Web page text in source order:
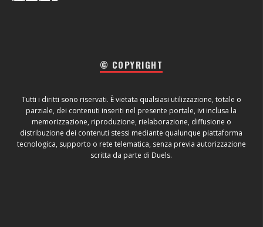
© COPYRIGHT
Tutti i diritti sono riservati. È vietata qualsiasi utilizzazione, totale o
parziale, dei contenuti inseriti nel presente portale, ivi inclusa la
memorizzazione, riproduzione, rielaborazione, diffusione o
distribuzione dei contenuti stessi mediante qualunque piattaforma
tecnologica, supporto o rete telematica, senza previa autorizzazione
scritta da parte di Duels.